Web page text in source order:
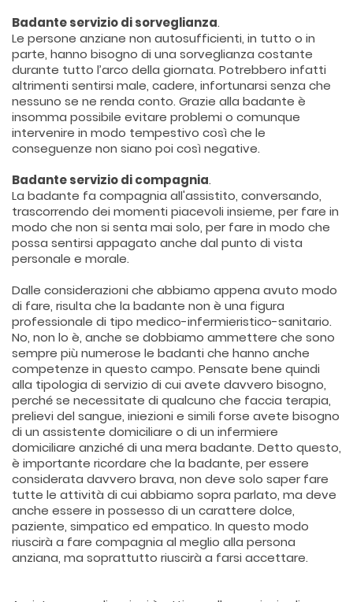
Badante servizio di sorveglianza.
Le persone anziane non autosufficienti, in tutto o in
parte, hanno bisogno di una sorveglianza costante
durante tutto l’arco della giornata. Potrebbero infatti
altrimenti sentirsi male, cadere, infortunarsi senza che
nessuno se ne renda conto. Grazie alla badante è
insomma possibile evitare problemi o comunque
intervenire in modo tempestivo così che le
conseguenze non siano poi così negative.
Badante servizio di compagnia.
La badante fa compagnia all'assistito, conversando,
trascorrendo dei momenti piacevoli insieme, per fare in
modo che non si senta mai solo, per fare in modo che
possa sentirsi appagato anche dal punto di vista
personale e morale.
Dalle considerazioni che abbiamo appena avuto modo
di fare, risulta che la badante non è una figura
professionale di tipo medico-infermieristico-sanitario.
No, non lo è, anche se dobbiamo ammettere che sono
sempre più numerose le badanti che hanno anche
competenze in questo campo. Pensate bene quindi
alla tipologia di servizio di cui avete davvero bisogno,
perché se necessitate di qualcuno che faccia terapia,
prelievi del sangue, iniezioni e simili forse avete bisogno
di un assistente domiciliare o di un infermiere
domiciliare anziché di una mera badante. Detto questo,
è importante ricordare che la badante, per essere
considerata davvero brava, non deve solo saper fare
tutte le attività di cui abbiamo sopra parlato, ma deve
anche essere in possesso di un carattere dolce,
paziente, simpatico ed empatico. In questo modo
riuscirà a fare compagnia al meglio alla persona
anziana, ma soprattutto riuscirà a farsi accettare.